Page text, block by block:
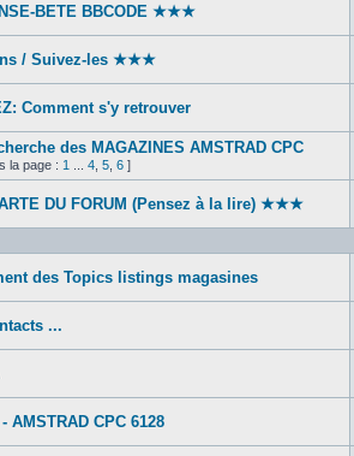
BETE BBCODE ★★★
/ Suivez-les ★★★
Comment s'y retrouver‎
des MAGAZINES AMSTRAD CPC
la page : 1 4 5 6 ]
DU FORUM (Pensez à la lire) ★★★
des Topics listings magasines
...
AMSTRAD CPC 6128